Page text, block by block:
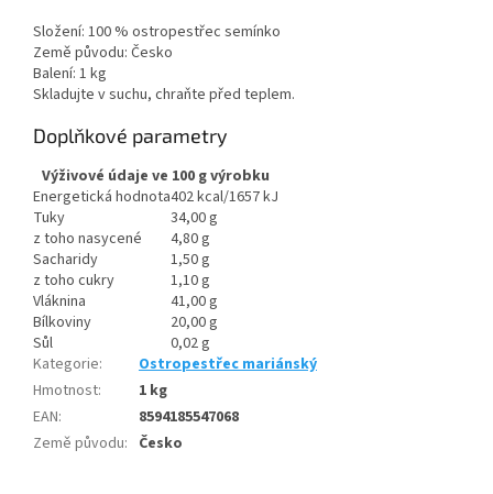
Složení: 100 % ostropestřec semínko
Země původu: Česko
Balení: 1 kg
Skladujte v suchu, chraňte před teplem.
Doplňkové parametry
Výživové údaje ve 100 g výrobku
Energetická hodnota402 kcal/1657 kJ
Tuky
34,00 g
z toho nasycené
4,80 g
Sacharidy
1,50 g
z toho cukry
1,10 g
Vláknina
41,00 g
Bílkoviny
20,00 g
Sůl
0,02 g
Kategorie:
Ostropestřec mariánský
Hmotnost:
1 kg
EAN:
8594185547068
Země původu: Česko